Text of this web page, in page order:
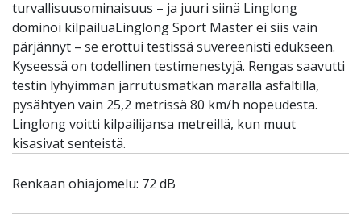
turvallisuusominaisuus – ja juuri siinä Linglong
dominoi kilpailuaLinglong Sport Master ei siis vain
pärjännyt – se erottui testissä suvereenisti edukseen.
Kyseessä on todellinen testimenestyjä. Rengas saavutti
testin lyhyimmän jarrutusmatkan märällä asfaltilla,
pysähtyen vain 25,2 metrissä 80 km/h nopeudesta.
Linglong voitti kilpailijansa metreillä, kun muut
kisasivat senteistä.
Renkaan ohiajomelu: 72 dB